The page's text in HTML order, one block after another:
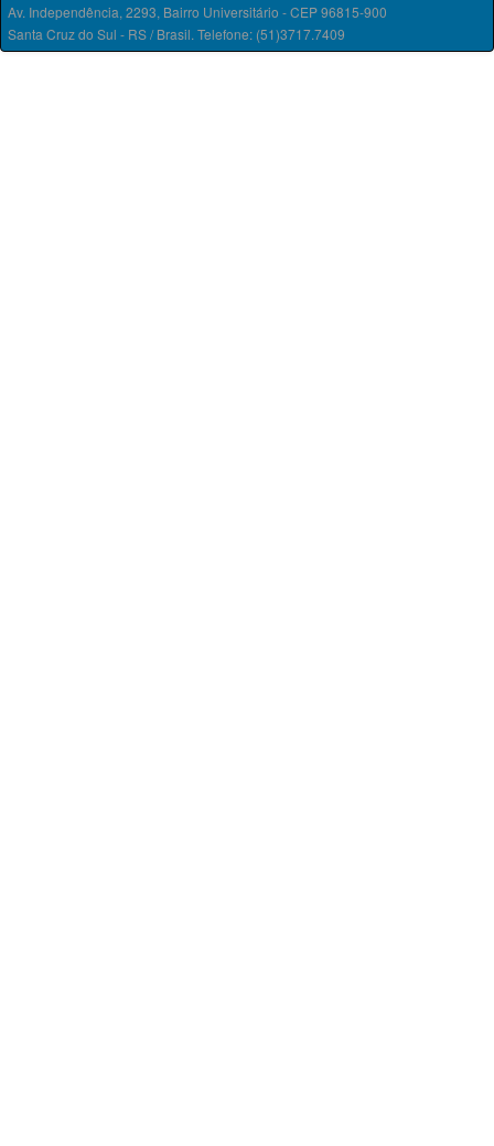
Av. Independência, 2293, Bairro Universitário - CEP 96815-900
Santa Cruz do Sul - RS / Brasil. Telefone: (51)3717.7409